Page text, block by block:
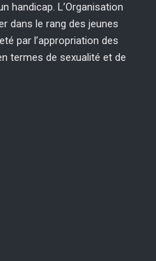
handicap. L’Organisation
dans le rang des jeunes
par l’appropriation des
termes de sexualité et de